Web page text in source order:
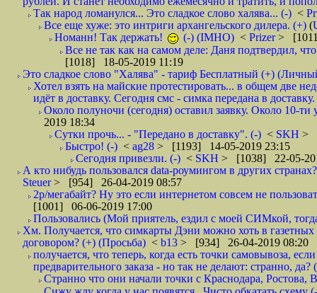
Так народ ломанулся... Это сладкое слово халява... (-) <
Все еще хуже: это интриги архангельского дилера. (+) (
Номанн! Так держать!
(-) (IMHO) < Prizer>
Все не так как на самом деле: Даня подтвердил,
[1018] 18-05-2019 11:19
Это сладкое слово "Халява" - тариф Бесплатный (+)
Хотел взять на майские протестировать... в общем две
идёт в доставку. Сегодня смс - симка передана в
Около полуночи (сегодня) оставил заявку. Около 10-ти
2019 18:34
Сутки прочь... - "Передано в доставку". (-) < SKH >
Быстро! (-) < ag28 > [1193] 14-05-2019 23:15
Сегодня привезли. (-) < SKH > [1038] 22-05-
А кто нибудь пользовался data-роумингом в других
Steuer> [954] 26-04-2019 08:57
2р/мегабайт? Ну это если интернетом совсем не
[1001] 06-06-2019 17:00
Пользовались (Мой приятель, ездил с моей СИМкой,
Хм. Получается, что симкарты Дэни можно хоть в газетных
договором? (+) (Просьба) < b13 > [934] 26-04-2019 08:20
получается, что теперь, когда есть точки самовывоза,
предварительного заказа - но так не делают: странно, да?
Странно что они начали точки с Краснодара,